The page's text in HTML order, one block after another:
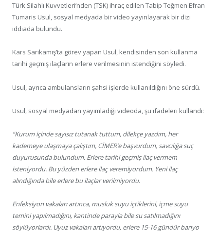
Türk Silahlı Kuvvetleri’nden (TSK) ihraç edilen Tabip Teğmen Efran
Tumaris Usul, sosyal medyada bir video yayınlayarak bir dizi
iddiada bulundu.
Kars Sarıkamış’ta görev yapan Usul, kendisinden son kullanma
tarihi geçmiş ilaçların erlere verilmesinin istendiğini söyledi.
Usul, ayrıca ambulansların şahsi işlerde kullanıldığını öne sürdü.
Usul, sosyal medyadan yayımladığı videoda, şu ifadeleri kullandı:
“Kurum içinde sayısız tutanak tuttum, dilekçe yazdım, her
kademeye ulaşmaya çalıştım, CİMER’e başvurdum, savcılığa suç
duyurusunda bulundum. Erlere tarihi geçmiş ilaç vermem
isteniyordu. Bu yüzden erlere ilaç veremiyordum. Yeni ilaç
alındığında bile erlere bu ilaçlar verilmiyordu.
Enfeksiyon vakaları artınca, musluk suyu içtiklerini, içme suyu
temini yapılmadığını, kantinde parayla bile su satılmadığını
söylüyorlardı. Uyuz vakaları artıyordu, erlere 15-16 gündür banyo